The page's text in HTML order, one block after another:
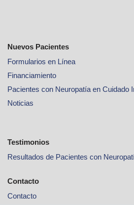
Nuevos Pacientes
Formularios en Línea
Financiamiento
Pacientes con Neuropatía en Cuidado
Noticias
Testimonios
Resultados de Pacientes con
Contacto
Contacto